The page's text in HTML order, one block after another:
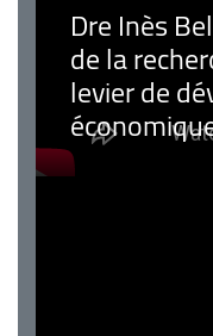
Dre Inès
de la
levier de